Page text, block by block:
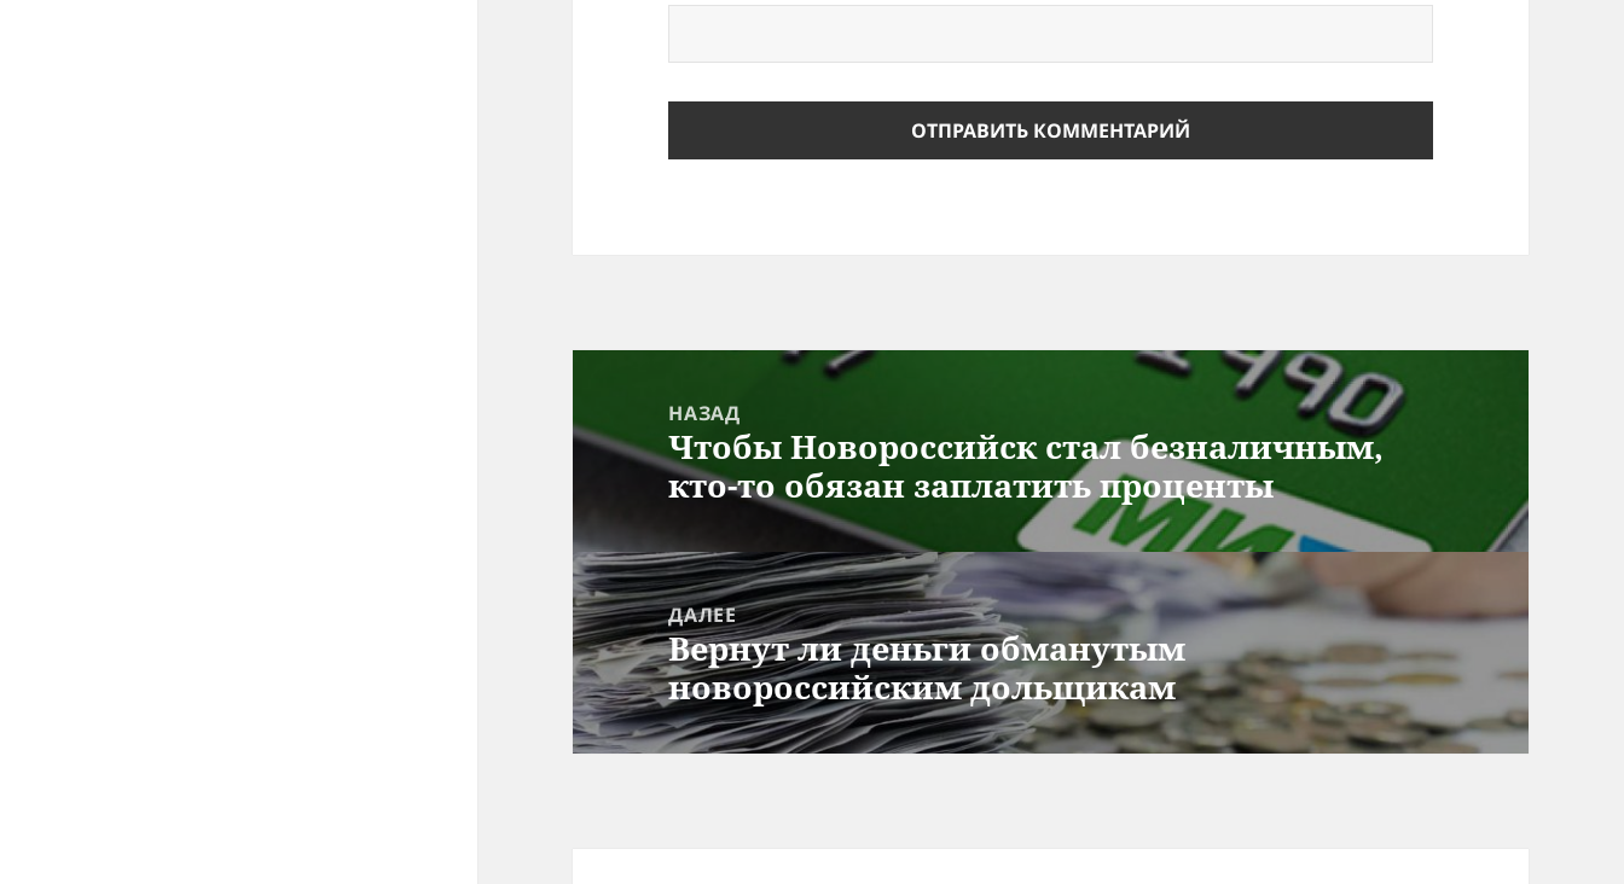
записям
НАЗАД
Предыдущая
запись:
Чтобы Новороссийск стал безналичным,
кто-то обязан заплатить проценты
ДАЛЕЕ
Следующая
запись:
Вернут ли деньги обманутым
новороссийским дольщикам